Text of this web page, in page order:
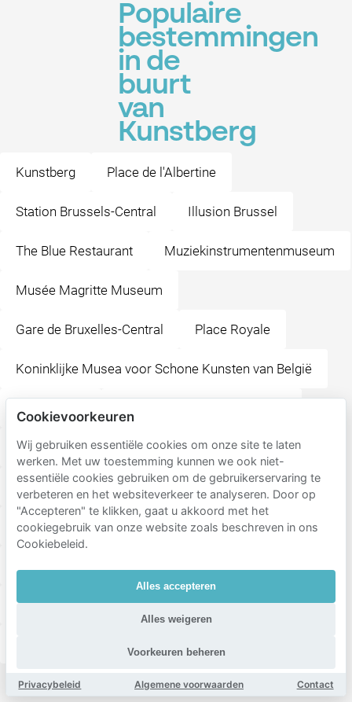
Populaire
bestemmingen
in de
buurt
van
Kunstberg
Kunstberg Place de l'Albertine
Station Brussels-Central Illusion Brussel
The Blue Restaurant Muziekinstrumentenmuseum
Musée Magritte Museum
Gare de Bruxelles-Central Place Royale
Koninklijke Musea voor Schone Kunsten van België
Grote Markt
The Lobster House Manneken Pis
Koninklijke Sint-Hubertusgalerijen Nüetnigenough
Kerk van Onze Lieve Vrouwe Ter Kapelle
St-Michiels en St-Goedelekathedraal Brussel
Cookievoorkeuren
Wij gebruiken essentiële cookies om onze site te laten
werken. Met uw toestemming kunnen we ook niet-
essentiële cookies gebruiken om de gebruikerservaring te
verbeteren en het websiteverkeer te analyseren. Door op
"Accepteren" te klikken, gaat u akkoord met het
cookiegebruik van onze website zoals beschreven in ons
Cookiebeleid.
Alles accepteren
Alles weigeren
Voorkeuren beheren
Privacybeleid Algemene voorwaarden Contact